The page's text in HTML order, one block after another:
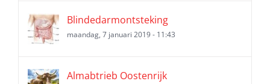
Blindedarmontsteking
maandag, 7 januari 2019 - 11:43
Almabtrieb Oostenrijk